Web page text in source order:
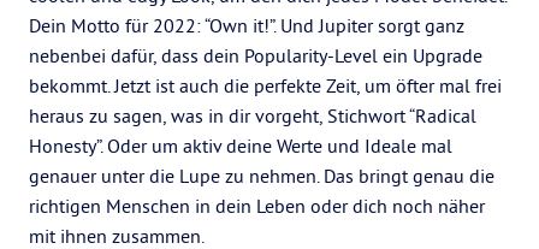
Dein Motto für 2022: “Own it!”. Und Jupiter sorgt ganz
nebenbei dafür, dass dein Popularity-Level ein Upgrade
bekommt. Jetzt ist auch die perfekte Zeit, um öfter mal frei
heraus zu sagen, was in dir vorgeht, Stichwort “Radical
Honesty”. Oder um aktiv deine Werte und Ideale mal
genauer unter die Lupe zu nehmen. Das bringt genau die
richtigen Menschen in dein Leben oder dich noch näher
mit ihnen zusammen.